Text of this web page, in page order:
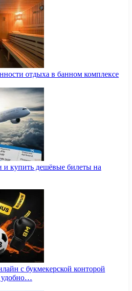
отдыха в банном комплексе
и купить дешёвые билеты на
с букмекерской конторой